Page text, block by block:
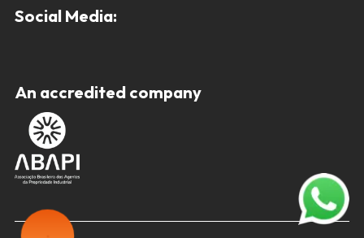
Social Media:
An accredited company